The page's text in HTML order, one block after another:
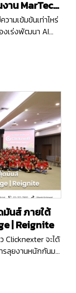
าน MarTech
ามเข้มข้นเท่าไหร่
งเร่งพัฒนา AI
ท คลิกเน็กซ์
ว้ารางวัล AI
นส์ ภายใต้
| Reignite
Clicknexter จะได้
ลุยงานหนักกันมา
ละกลางคืน เพื่อ
ไฟแห่งการ